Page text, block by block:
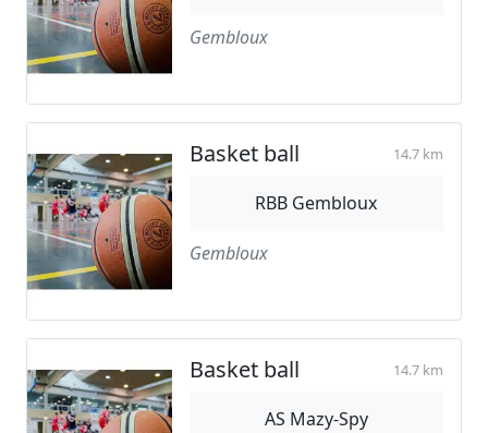
Gembloux
Basket ball 14.7 km
RBB Gembloux
Gembloux
Basket ball 14.7 km
AS Mazy-Spy